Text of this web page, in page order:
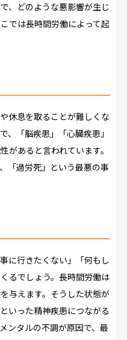
、どのような悪影響が生じ
では長時間労働によって起
休息を取ることが難しくな
、「脳疾患」「心臓疾患」
があると言われています。
「過労死」という最悪の事
に行きたくない」「何もし
るでしょう。長時間労働は
与えます。そうした状態が
いった精神疾患につながる
ンタルの不調が原因で、最